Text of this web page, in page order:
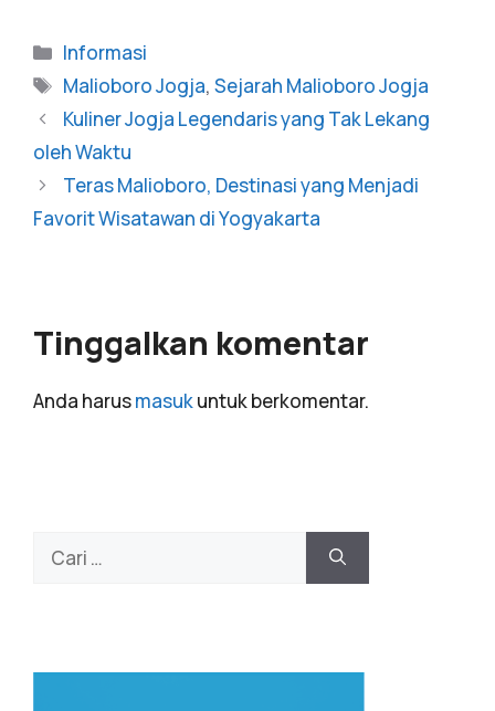
Informasi
Malioboro Jogja,Sejarah Malioboro Jogja
Kuliner Jogja Legendaris yang Tak Lekang
oleh Waktu
Teras Malioboro, Destinasi yang Menjadi
Favorit Wisatawan di Yogyakarta
Tinggalkan komentar
Anda harusmasukuntuk berkomentar.